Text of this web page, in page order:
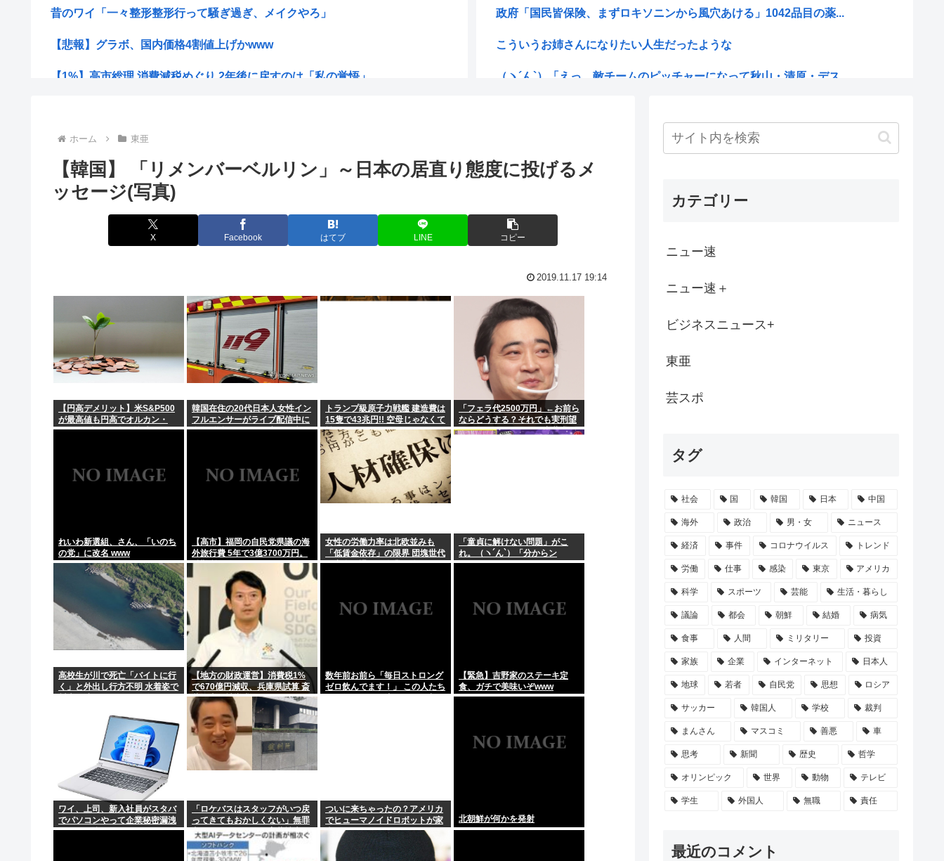
昔のワイ「一々整形整形行って騒ぎ過ぎ、メイクやろ」
【悲報】グラボ、国内価格4割値上げかwww
【1%】高市総理 消費減税めぐり 2年後に戻すのは「私の覚悟」
全裸シャンパンタワーの人無事忘れられる
BYD、地方を軽EVの主戦場に 給油所半減で揺らぐ「国民車」に照...
除霊ゲームさん、泣く泣くクソアプデしてしまう
なぜフランス人はこれほど日本が好きなのか? 中国ネット「中国人も...
スーパー「う～ん…中国産のうなぎを売りたいなぁ…せや！」
【悲報】山里亮太さん、一般人のツイートに反撃開始www
【広島】原爆投下81年 高まる核リスク 被爆者減る中、広島から平...
アイテム「体力が少ないときに防御力が上がります」←こういうの
【朗報】檜山沙耶(おさや)伝説のファン、子供ができたおさやへの正...
政府「国民皆保険、まずロキソニンから風穴あける」1042品目の薬...
こういうお姉さんになりたい人生だったような
（ヽ´ん`）「えっ、敵チームのピッチャーになって秋山・清原・デス...
トランプ「米軍の弾薬が足りないなんて嘘だからな、リークした奴は懲...
ジャンポケ斉藤「事務所どこぉ？ 俺、吉本興業www」
国「相続税を抑えるために企業価値を下げてる会社に大増税します。低...
【高市算】「50%引きの札が貼られた3000円の肉と、値引きされ...
娘「お父さんがもっと頭いい女と結婚してたら子供も頭良かったよ。頭...
あのちゃんのアップグレードに応募した男の子www
高級時計ってやっぱりカッコ良くね？
看護助手のゆうちゃん(30)「カチンときた」 入院患者の男(90...
ジャンポケ斉藤の懲役7年っていくらなんでも重すぎね？
高市「外国人が増える日本で、永住権を与えられたら生活保護を貰うな...
ホーム 東亜
【韓国】 「リメンバーベルリン」～日本の居直り態度に投げるメ
ッセージ(写真)
X Facebook はてブ LINE コピー
2019.11.17 19:14
【円高デメリット】米S&P500
が最高値も円高でオルカン・
S&P500投信の含み益減
韓国在住の20代日本人女性イン
フルエンサーがライブ配信中に
自殺 聯合ニュース、朝鮮日報、
トランプ級原子力戦艦 建造費は
15隻で43兆円!! 空母じゃなくて
戦艦なんか?
「フェラ代2500万円」←お前ら
ならどうする？それでも実刑望
むジャングルポケット斎藤求刑
れいわ新選組、さん、「いのち
の党」に改名 www
【高市】福岡の自民党県議の海
外旅行費 5年で3億3700万円。
避難所で使えるテント 1個2万
円。
女性の労働力率は北欧並みも
「低賃金依存」の限界 団塊世代
の完全引退で、企業が迫られ
「童貞に解けない問題」がこ
れ。（ヽ´ん`）「分からン
モ…」
高校生が川で死亡「バイトに行
く」と外出し行方不明 水着姿で
【地方の財政運営】消費税1%
で670億円減収、兵庫県試算 斎
藤知事が補塡求める
数年前お前ら「毎日ストロング
ゼロ飲んでます！」 この人たち
【緊急】吉野家のステーキ定
食、ガチで美味いぞwww
ワイ、上司、新入社員がスタバ
でパソコンやって企業秘密漏洩
したから泣かした
「ロケバスはスタッフがいつ戻
ってきてもおかしくない」無罪
主張の元ジャンポケ斉藤被告…
被害女性「ハニトラ扱いされ…
絶対許せない」
ついに来ちゃったの？アメリカ
でヒューマノイドロボットが家
事代行サービスを開始
北朝鮮が何かを発射
カテゴリー
ニュー速
ニュー速＋
ビジネスニュース+
東亜
芸スポ
タグ
社会 国 韓国 日本 中国
海外 政治 男・女 ニュース
経済 事件 コロナウイルス トレンド
労働 仕事 感染 東京 アメリカ
科学 スポーツ 芸能 生活・暮らし
議論 都会 朝鮮 結婚 病気
食事 人間 ミリタリー 投資
家族 企業 インターネット 日本人
地球 若者 自民党 思想 ロシア
サッカー 韓国人 学校 裁判
まんさん マスコミ 善悪 車
思考 新聞 歴史 哲学
オリンピック 世界 動物 テレビ
学生 外国人 無職 責任
最近のコメント